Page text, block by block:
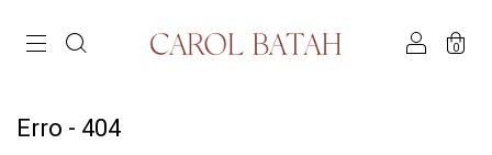
0
Erro - 404